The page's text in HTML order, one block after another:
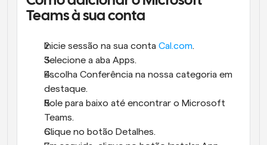
Teams à sua conta
Inicie sessão na sua conta Cal.com.
Selecione a aba Apps.
Escolha Conferência na nossa categoria em
destaque.
Role para baixo até encontrar o Microsoft
Teams.
Clique no botão Detalhes.